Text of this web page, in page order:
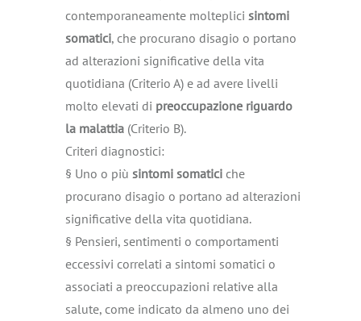
contemporaneamente molteplici sintomi
somatici, che procurano disagio o portano
ad alterazioni significative della vita
quotidiana (Criterio A) e ad avere livelli
molto elevati di preoccupazione riguardo
la malattia (Criterio B).
Criteri diagnostici:
§ Uno o più sintomi somatici che
procurano disagio o portano ad alterazioni
significative della vita quotidiana.
§ Pensieri, sentimenti o comportamenti
eccessivi correlati a sintomi somatici o
associati a preoccupazioni relative alla
salute, come indicato da almeno uno dei